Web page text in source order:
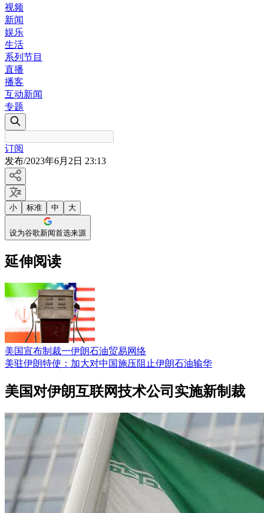
视频
新闻
娱乐
生活
系列节目
直播
播客
互动新闻
专题
订阅
发布/2023年6月2日 23:13
小 标准 中 大
设为谷歌新闻首选来源
延伸阅读
美国宣布制裁一伊朗石油贸易网络
美驻伊朗特使：加大对中国施压阻止伊朗石油输华
美国对伊朗互联网技术公司实施新制裁